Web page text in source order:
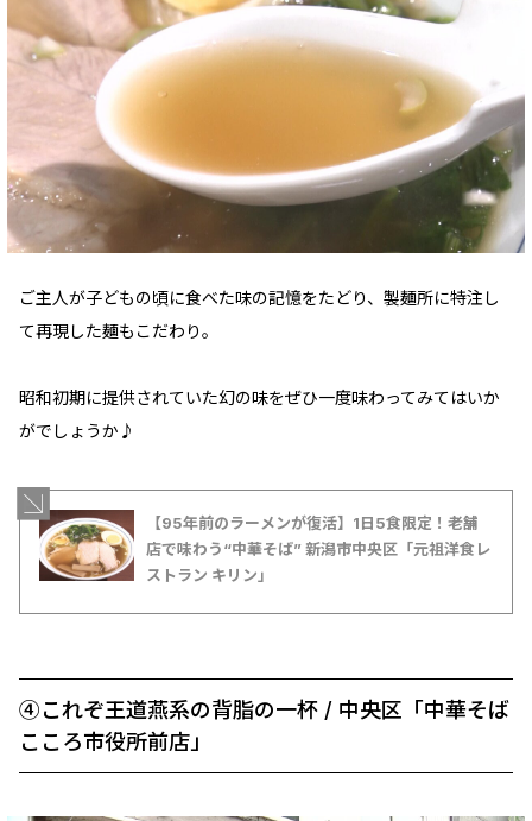
ご主人が子どもの頃に食べた味の記憶をたどり、製麺所に特注し
て再現した麺もこだわり。
昭和初期に提供されていた幻の味をぜひ一度味わってみてはいか
がでしょうか♪
【95年前のラーメンが復活】1日5食限定！老舗
店で味わう“中華そば” 新潟市中央区「元祖洋食レ
ストラン キリン」
④これぞ王道燕系の背脂の一杯 / 中央区「中華そば
こころ市役所前店」